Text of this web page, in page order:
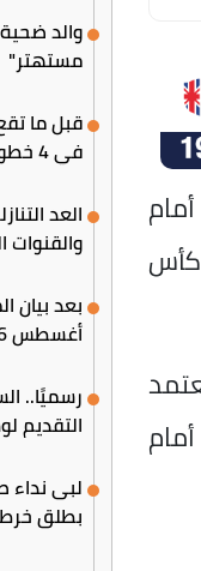
الـ16 من بطولة كأس
والد
مستهتر"
قبل ما
في 4 خطوات
العد
والقنوات
بعد بيان
أغسطس 2026 بالزيادة الجديدة
رسميًا..
التقديم لوظيفة
لبى
بطلق